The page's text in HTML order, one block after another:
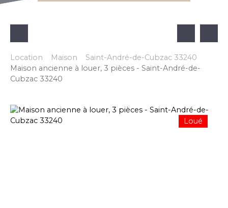
Location Maison
Saint-André-de-Cubzac 33240
Maison ancienne à louer, 3 pièces - Saint-André-de-
Cubzac 33240
Loué